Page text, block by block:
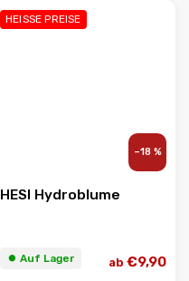
HEISSE PREISE
–18 %
HESI Hydroblume
⏺︎ Auf Lager ab €9,90